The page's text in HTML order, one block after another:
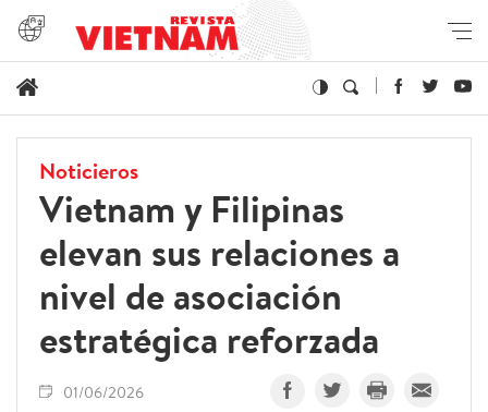
Noticieros
Vietnam y Filipinas
elevan sus relaciones a
nivel de asociación
estratégica reforzada
01/06/2026